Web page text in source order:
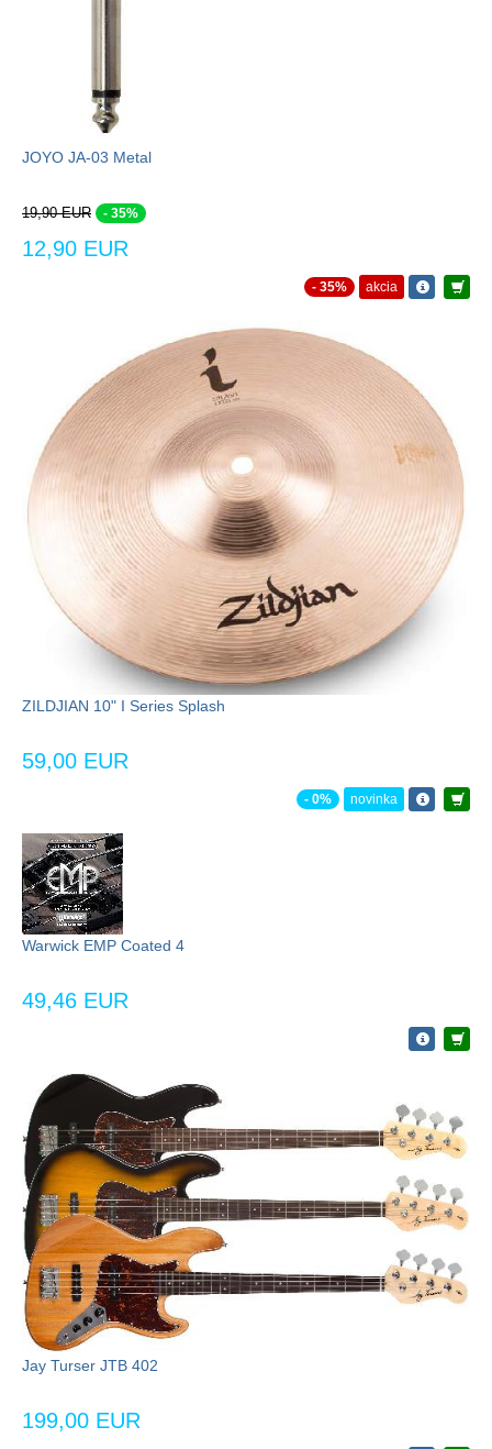
JOYO JA-03 Metal
19,90 EUR - 35%
12,90 EUR
- 35% akcia
ZILDJIAN 10" I Series Splash
59,00 EUR
- 0% novinka
Warwick EMP Coated 4
49,46 EUR
Jay Turser JTB 402
199,00 EUR